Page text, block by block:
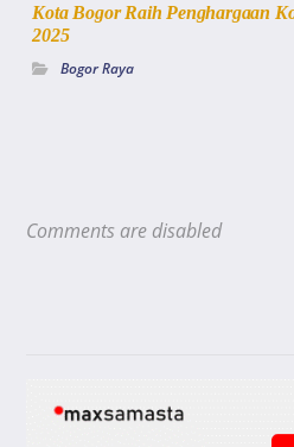
Kota Bogor Raih Penghargaan
2025
Bogor Raya
Comments are disabled